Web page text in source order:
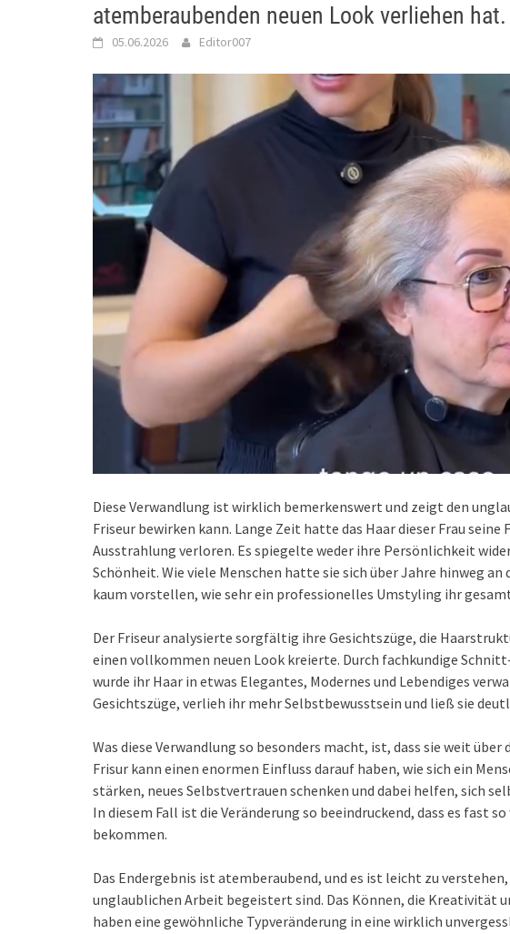
atemberaubenden neuen Look verliehen hat.
05.06.2026 Editor007
Diese Verwandlung ist wirklich bemerkenswert und zeigt den
Friseur bewirken kann. Lange Zeit hatte das Haar dieser Frau seine
Ausstrahlung verloren. Es spiegelte weder ihre Persönlichkeit
Schönheit. Wie viele Menschen hatte sie sich über Jahre hinweg
kaum vorstellen, wie sehr ein professionelles Umstyling ihr
Der Friseur analysierte sorgfältig ihre Gesichtszüge, die
einen vollkommen neuen Look kreierte. Durch fachkundige
wurde ihr Haar in etwas Elegantes, Modernes und Lebendiges
Gesichtszüge, verlieh ihr mehr Selbstbewusstsein und ließ sie
Was diese Verwandlung so besonders macht, ist, dass sie weit
Frisur kann einen enormen Einfluss darauf haben, wie sich ein
stärken, neues Selbstvertrauen schenken und dabei helfen, sich
In diesem Fall ist die Veränderung so beeindruckend, dass es fast
bekommen.
Das Endergebnis ist atemberaubend, und es ist leicht zu
unglaublichen Arbeit begeistert sind. Das Können, die Kreativität
haben eine gewöhnliche Typveränderung in eine wirklich